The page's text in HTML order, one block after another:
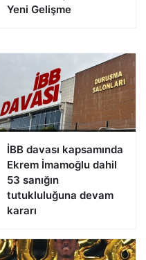
Yeni Gelişme
İBB davası kapsamında
Ekrem İmamoğlu dahil
53 sanığın
tutukluluğuna devam
kararı